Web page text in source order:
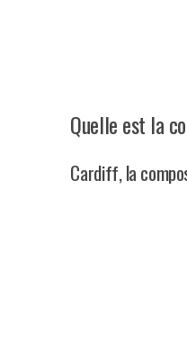
Quelle est la
Cardiff, la